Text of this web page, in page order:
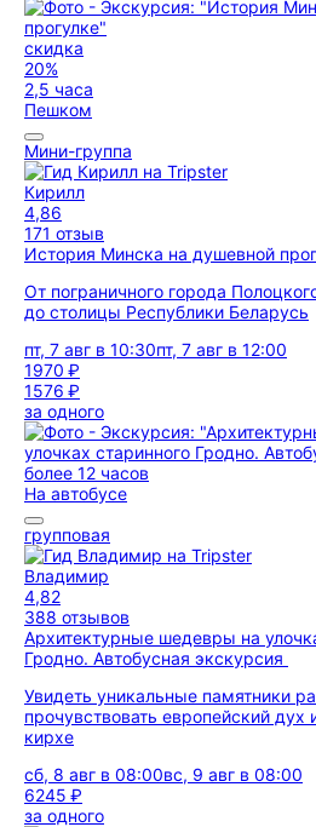
скидка
20%
2,5 часа
Пешком
Мини-группа
Кирилл
4,86
171 отзыв
История Минска на душевной
От пограничного города
до столицы Республики Беларусь
пт, 7 авг в 10:30пт, 7 авг в 12:00
1970 ₽
1576 ₽
за одного
более 12 часов
На автобусе
групповая
Владимир
4,82
388 отзывов
Архитектурные шедевры на
Гродно. Автобусная экскурсия
Увидеть уникальные памятники
прочувствовать европейский дух
кирхе
сб, 8 авг в 08:00вс, 9 авг в 08:00
6245 ₽
за одного